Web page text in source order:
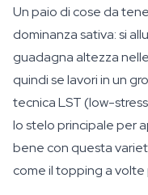
Un paio di cose da
dominanza sativa: si
guadagna altezza
quindi se lavori in un
tecnica LST (low-
lo stelo principale per
bene con questa
come il topping a volte